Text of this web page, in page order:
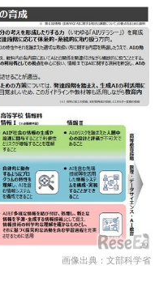
画像出典：文部科学省